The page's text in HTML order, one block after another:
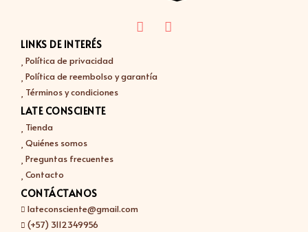
LINKS DE INTERÉS
Política de privacidad
Política de reembolso y garantía
Términos y condiciones
LATE CONSCIENTE
Tienda
Quiénes somos
Preguntas frecuentes
Contacto
CONTÁCTANOS
lateconsciente@gmail.com
(+57) 3112349956